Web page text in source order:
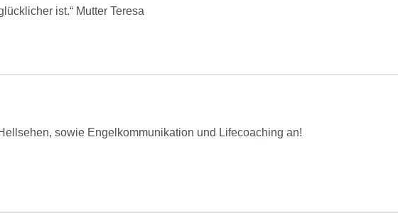
ist.“ Mutter Teresa
sowie Engelkommunikation und Lifecoaching an!